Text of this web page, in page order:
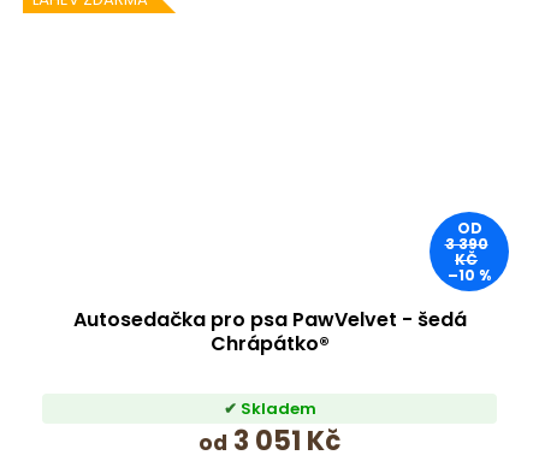
OD
3 390
KČ
–10 %
Autosedačka pro psa PawVelvet - šedá
Chrápátko®
Skladem
od 3 051 Kč